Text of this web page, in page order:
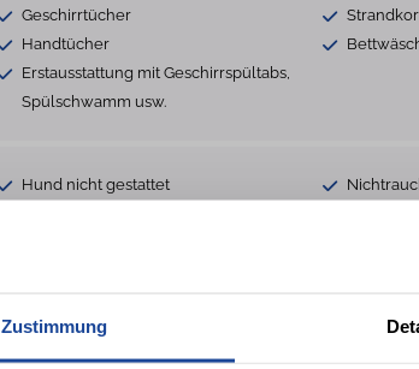
Zustimmung
Geschirrtücher
Handtücher
Erstausstattung mit Geschirrspültabs,
Spülschwamm usw.
Hund nicht gestattet
Heizung
Verdunklungsmöglichkeit